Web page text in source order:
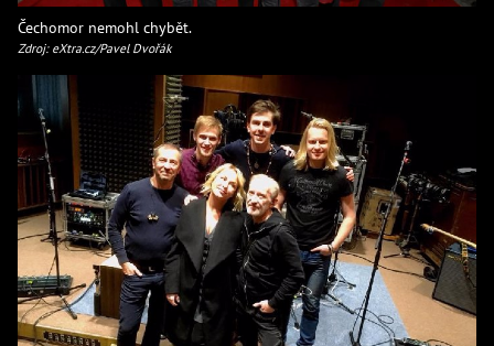
Čechomor nemohl chybět.
Zdroj: eXtra.cz/Pavel Dvořák